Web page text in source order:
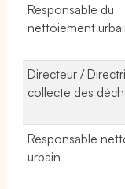
Responsable du
nettoiement
Directeur /
collecte des
Responsable
urbain